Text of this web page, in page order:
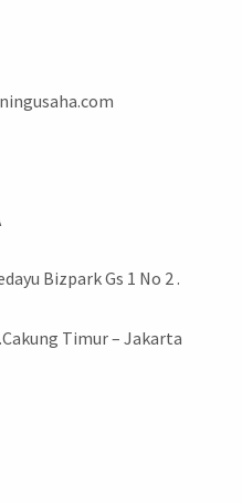
Bizpark Gs 1 No 2 .
Timur – Jakarta